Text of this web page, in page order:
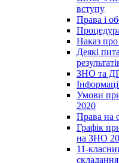
вступу
Права і
Наказ
Деякі
ЗНО та
Умови
2020
Права на
Графік
на ЗНО
11-